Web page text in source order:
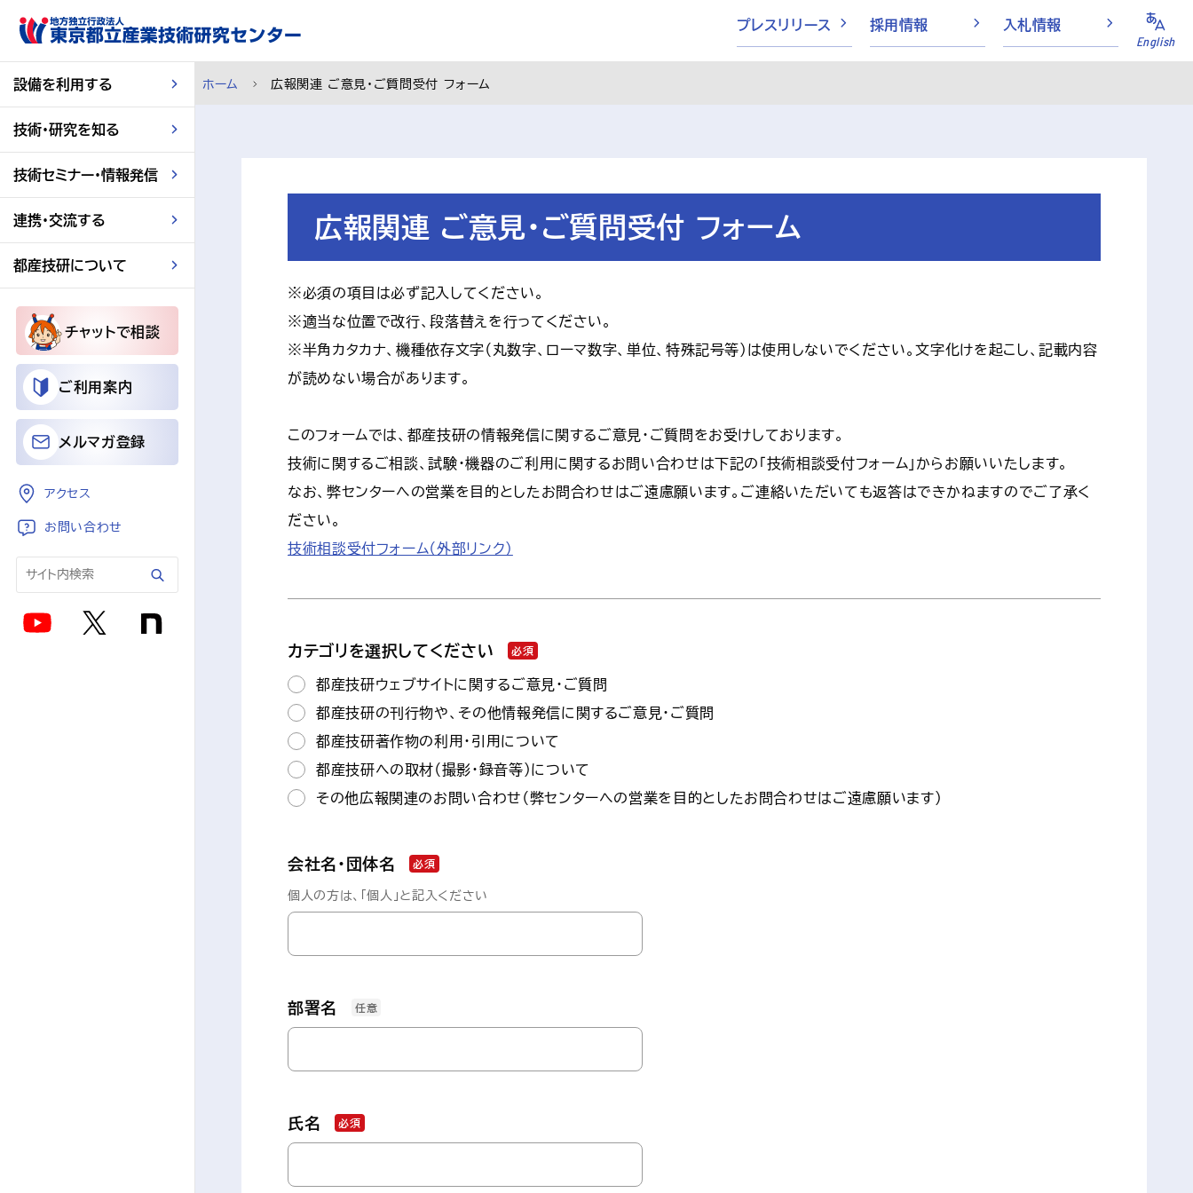
スキップして本文へ
プレスリリース 採用情報 入札情報
English
設備を利用する
技術・研究を知る
技術セミナー・情報発信
連携・交流する
都産技研について
チャットで相談
ご利用案内
メルマガ登録
アクセス
お問い合わせ
ホーム 広報関連 ご意見・ご質問受付 フォーム
広報関連 ご意見・ご質問受付 フォーム
※必須の項目は必ず記入してください。
※適当な位置で改行、段落替えを行ってください。
※半角カタカナ、機種依存文字（丸数字、ローマ数字、単位、特殊記号等）は使用しないでください。文字化けを起こし、記載内容
が読めない場合があります。
このフォームでは、都産技研の情報発信に関するご意見・ご質問をお受けしております。
技術に関するご相談、試験・機器のご利用に関するお問い合わせは下記の「技術相談受付フォーム」からお願いいたします。
なお、弊センターへの営業を目的としたお問合わせはご遠慮願います。ご連絡いただいても返答はできかねますのでご了承く
ださい。
技術相談受付フォーム（外部リンク）
カテゴリを選択してください 必須
都産技研ウェブサイトに関するご意見・ご質問
都産技研の刊行物や、その他情報発信に関するご意見・ご質問
都産技研著作物の利用・引用について
都産技研への取材（撮影・録音等）について
その他広報関連のお問い合わせ（弊センターへの営業を目的としたお問合わせはご遠慮願います）
会社名・団体名 必須
個人の方は、「個人」と記入ください
部署名 任意
氏名 必須